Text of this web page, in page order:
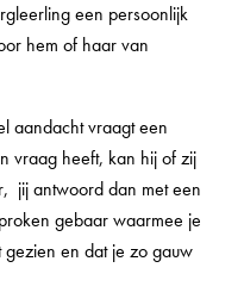
een persoonlijk
hem of haar van
aandacht vraagt een
vraag heeft, kan hij of zij
jij antwoord dan met een
gebaar waarmee je
en dat je zo gauw